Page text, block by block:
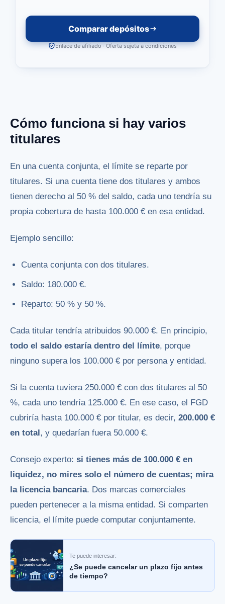
Comparar depósitos
Enlace de afiliado · Oferta sujeta a condiciones
Cómo funciona si hay varios
titulares
En una cuenta conjunta, el límite se reparte por
titulares. Si una cuenta tiene dos titulares y ambos
tienen derecho al 50 % del saldo, cada uno tendría su
propia cobertura de hasta 100.000 € en esa entidad.
Ejemplo sencillo:
Cuenta conjunta con dos titulares.
Saldo: 180.000 €.
Reparto: 50 % y 50 %.
Cada titular tendría atribuidos 90.000 €. En principio,
todo el saldo estaría dentro del límite, porque
ninguno supera los 100.000 € por persona y entidad.
Si la cuenta tuviera 250.000 € con dos titulares al 50
%, cada uno tendría 125.000 €. En ese caso, el FGD
cubriría hasta 100.000 € por titular, es decir, 200.000 €
en total , y quedarían fuera 50.000 €.
Consejo experto: si tienes más de 100.000 € en
liquidez, no mires solo el número de cuentas; mira
la licencia bancaria. Dos marcas comerciales
pueden pertenecer a la misma entidad. Si comparten
licencia, el límite puede computar conjuntamente.
Te puede interesar:
¿Se puede cancelar un plazo fijo antes
de tiempo?